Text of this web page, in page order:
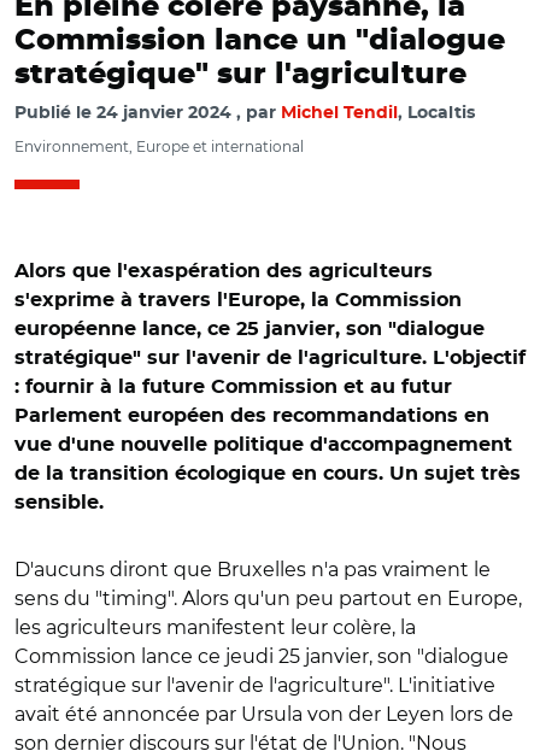
En pleine colère paysanne, la
Commission lance un "dialogue
stratégique" sur l'agriculture
Publié le 24 janvier 2024 par Michel Tendil , Localtis
Environnement, Europe et international
Alors que l'exaspération des agriculteurs
s'exprime à travers l'Europe, la Commission
européenne lance, ce 25 janvier, son "dialogue
stratégique" sur l'avenir de l'agriculture. L'objectif
: fournir à la future Commission et au futur
Parlement européen des recommandations en
vue d'une nouvelle politique d'accompagnement
de la transition écologique en cours. Un sujet très
sensible.
D'aucuns diront que Bruxelles n'a pas vraiment le
sens du "timing". Alors qu'un peu partout en Europe,
les agriculteurs manifestent leur colère, la
Commission lance ce jeudi 25 janvier, son "dialogue
stratégique sur l'avenir de l'agriculture". L'initiative
avait été annoncée par Ursula von der Leyen lors de
son dernier discours sur l'état de l'Union. "Nous